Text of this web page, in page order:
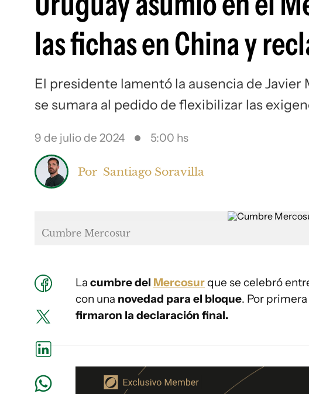
las fichas en China y
El presidente lamentó la ausencia de
se sumara al pedido de flexibilizar las
9 de julio de 2024 5:00 hs
Por Santiago Soravilla
Cumbre Mercosur
La cumbre del Mercosurque se celebró
con una novedad para el bloque. Por
firmaron la declaración final.